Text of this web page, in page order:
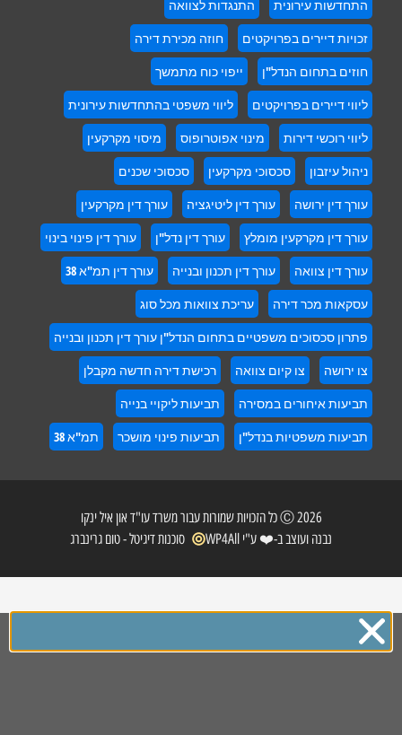
התחדשות עירונית
התנגדות לצוואה
זכויות דיירים בפרויקטים
חוזה מכירת דירה
חוזים בתחום הנדל"ן
ייפוי כוח מתמשך
ליווי דיירים בפרויקטים
ליווי משפטי בהתחדשות עירונית
ליווי רוכשי דירות
מינוי אפוטרופוס
מיסוי מקרקעין
ניהול עיזבון
סכסוכי מקרקעין
סכסוכי שכנים
עורך דין ירושה
עורך דין ליטיגציה
עורך דין מקרקעין
עורך דין מקרקעין מומלץ
עורך דין נדל"ן
עורך דין פינוי בינוי
עורך דין צוואה
עורך דין תכנון ובנייה
עורך דין תמ"א 38
עסקאות מכר דירה
עריכת צוואות מכל סוג
פתרון סכסוכים משפטיים בתחום הנדל"ן עורך דין תכנון ובנייה
צו ירושה
צו קיום צוואה
רכישת דירה חדשה מקבלן
תביעות איחורים במסירה
תביעות ליקויי בנייה
תביעות משפטיות בנדל"ן
תביעות פינוי מושכר תמ"א 38
2026 Ⓒ כל הזכויות שמורות עבור משרד עו"ד און איל ינקו
נבנה ועוצב ב-❤️ ע"י WP4All
סוכנות דיגיטל - טום גרינברג